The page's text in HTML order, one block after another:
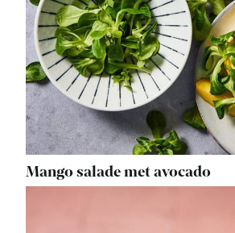
Mango salade met avocado